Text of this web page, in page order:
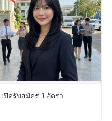
ปิดรับสมัคร 1 อัตรา